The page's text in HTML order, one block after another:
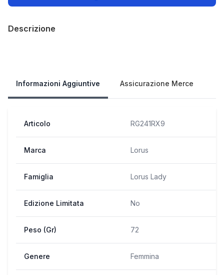
Descrizione
Informazioni Aggiuntive Assicurazione Merce
Articolo RG241RX9
Marca Lorus
Famiglia Lorus Lady
Edizione Limitata No
Peso (Gr) 72
Genere Femmina